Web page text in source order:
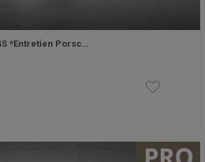
*Entretien Porsc…